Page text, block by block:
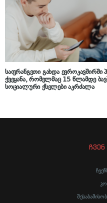
საფრანგეთი გახდა ევროკავშირში
ქვეყანა, რომელმაც 15 წლამდე
სოციალური ქსელები აკრძალა
ჩვენ